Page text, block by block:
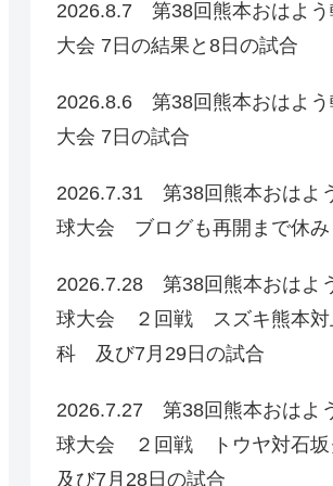
2026.8.7 第38回熊本おはよう
大会 7日の結果と8日の試合
2026.8.6 第38回熊本おはよう
大会 7日の試合
2026.7.31 第38回熊本おはよ
球大会 ブログも再開まで休み
2026.7.28 第38回熊本おはよ
球大会 ２回戦 スズキ熊本対
科 及び7月29日の試合
2026.7.27 第38回熊本おはよ
球大会 ２回戦 トウヤ対石
及び7月28日の試合